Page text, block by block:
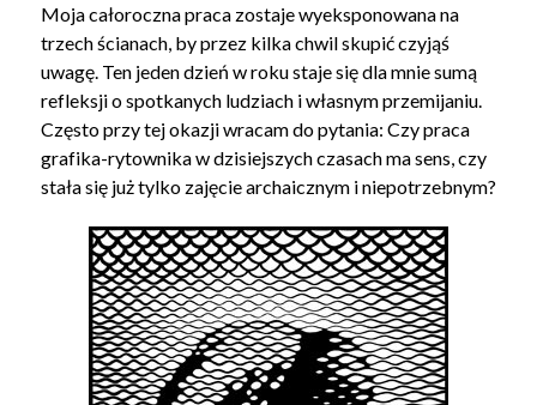
Moja całoroczna praca zostaje wyeksponowana na
trzech ścianach, by przez kilka chwil skupić czyjąś
uwagę. Ten jeden dzień w roku staje się dla mnie sumą
refleksji o spotkanych ludziach i własnym przemijaniu.
Często przy tej okazji wracam do pytania: Czy praca
grafika-rytownika w dzisiejszych czasach ma sens, czy
stała się już tylko zajęcie archaicznym i niepotrzebnym?